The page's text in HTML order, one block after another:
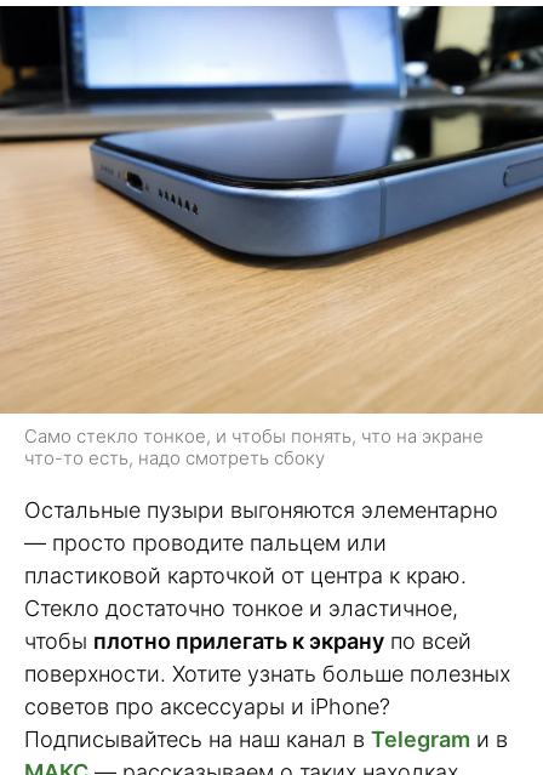
Само стекло тонкое, и чтобы понять, что на экране
что-то есть, надо смотреть сбоку
Остальные пузыри выгоняются элементарно
— просто проводите пальцем или
пластиковой карточкой от центра к краю.
Стекло достаточно тонкое и эластичное,
чтобы плотно прилегать к экрану по всей
поверхности. Хотите узнать больше полезных
советов про аксессуары и iPhone?
Подписывайтесь на наш канал в Telegram и в